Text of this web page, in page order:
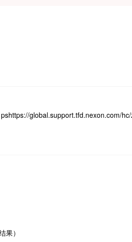
global.support.tfd.nexon.com/
果）